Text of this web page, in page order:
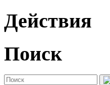
Действия
Поиск